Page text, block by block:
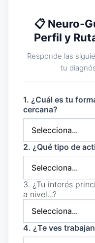
📋 Neuro-
Perfil y
Responde las
tu
1. ¿Cuál es tu
cercana?
2. ¿Qué tipo de
3. ¿Tu interés
a nivel...?
4. ¿Te ves